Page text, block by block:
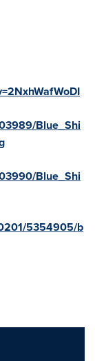
Blue_Shi
Blue_Shi
5354905/b